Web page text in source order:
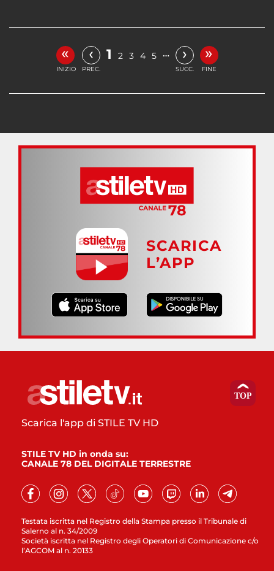
«
INIZIO
‹
PREC.
1 2 3 4 5 … ›
SUCC.
»
FINE
SCARICA
L’APP
Testata iscritta nel Registro della Stampa presso il Tribunale di
Salerno al n. 34/2009
Società iscritta nel Registro degli Operatori di Comunicazione c/o
l’AGCOM al n. 20133
Scarica l'app di STILE TV HD
STILE TV HD in onda su:
CANALE 78 DEL DIGITALE TERRESTRE